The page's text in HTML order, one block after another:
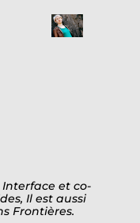
et co-
Il est aussi
Frontières.